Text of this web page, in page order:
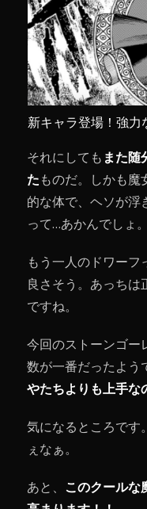
新キャラ登場！強力
それにしても また随
たものだ。しかも
的な体で、ヘソが浮
って…あかんでしょ。
もう一人のドワーフ
良さそう。あっちは
ですね。
今回のストーンゴー
数が一番だったよう
やたちよりも上手な
気になるところです
ぇなぁ。
あと、 このクールな